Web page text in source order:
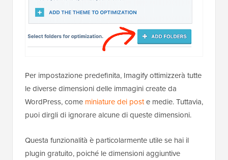
Per impostazione predefinita, Imagify ottimizzerà tutte
le diverse dimensioni delle immagini create da
WordPress, come miniature dei poste medie. Tuttavia,
puoi dirgli di ignorare alcune di queste dimensioni.
Questa funzionalità è particolarmente utile se hai il
plugin gratuito, poiché le dimensioni aggiuntive